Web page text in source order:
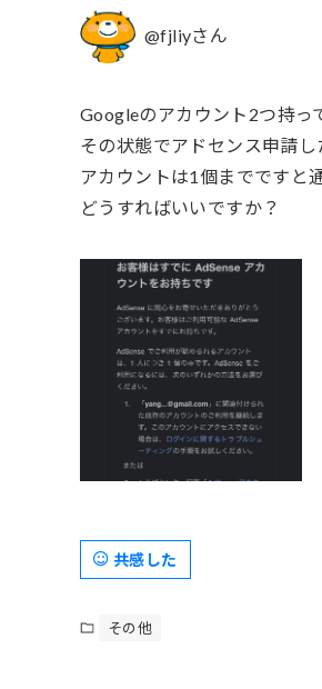
@fjliyさん
Googleのアカウント2つ持っ
その状態でアドセンス申請し
アカウントは1個までですと
どうすればいいですか？
共感した
その他